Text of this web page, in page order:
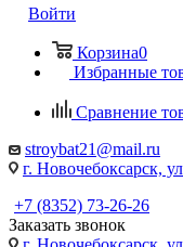
Войти
Корзина0
Избранные
Сравнение
stroybat21@mail.ru
г. Новочебоксарск,
+7 (8352) 73-26-26
Заказать звонок